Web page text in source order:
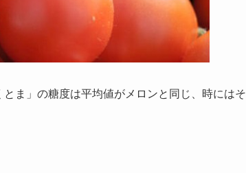
ま」の糖度は平均値がメロンと同じ、時にはそ